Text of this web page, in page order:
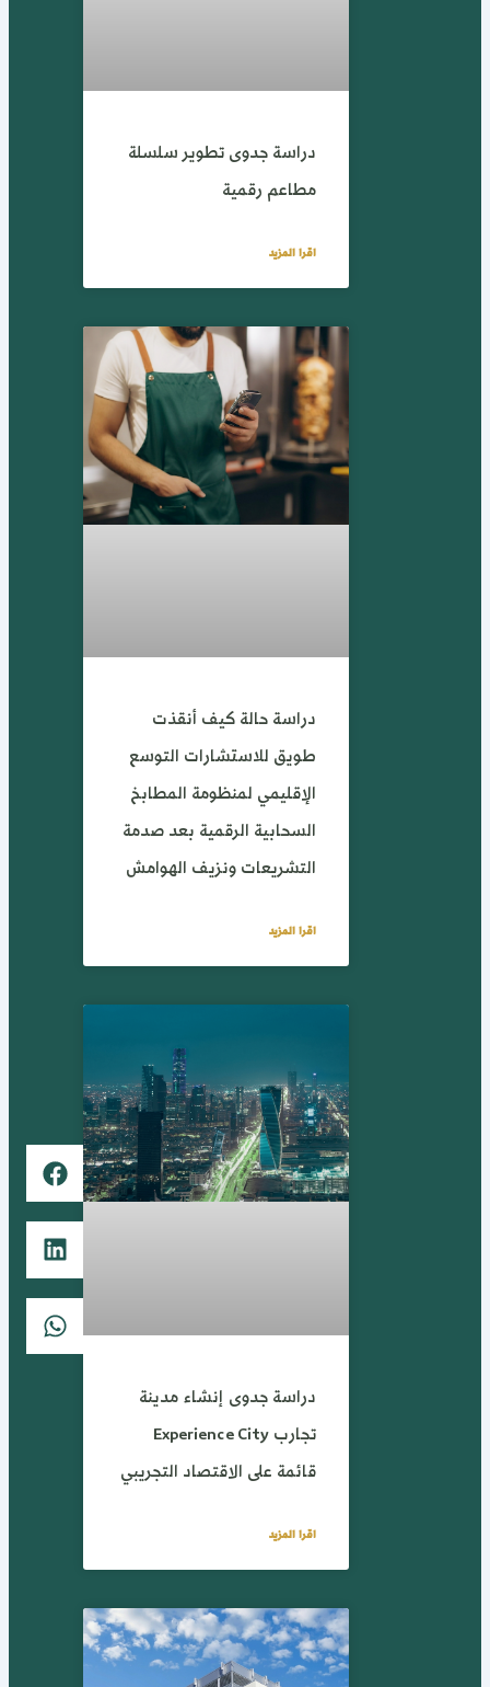
دراسة جدوى تطوير سلسلة
مطاعم رقمية
اقرا المزيد
دراسة حالة كيف أنقذت
طويق للاستشارات التوسع
الإقليمي لمنظومة المطابخ
السحابية الرقمية بعد صدمة
التشريعات ونزيف الهوامش
اقرا المزيد
دراسة جدوى إنشاء مدينة
تجارب Experience City
قائمة على الاقتصاد التجريبي
اقرا المزيد